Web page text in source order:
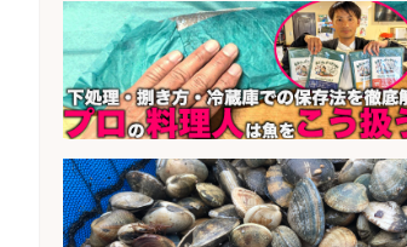
験OK&土日祝休み/静岡県/沼津市
会社名
株式会社セイノースタッフサー
ビス
sponsored by 求人ボックス
さらに求人情報を見る